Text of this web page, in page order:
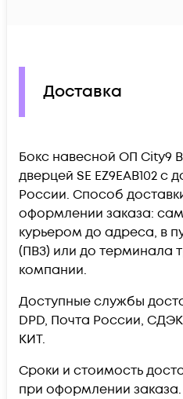
Доставка
Бокс навесной ОП City9
дверцей SE EZ9EAB102 c
России. Способ
оформлении заказа:
курьером до адреса, в
(ПВЗ) или до терминала
компании.
Доступные службы
DPD, Почта России,
КИТ.
Сроки и стоимость
при оформлении заказа.